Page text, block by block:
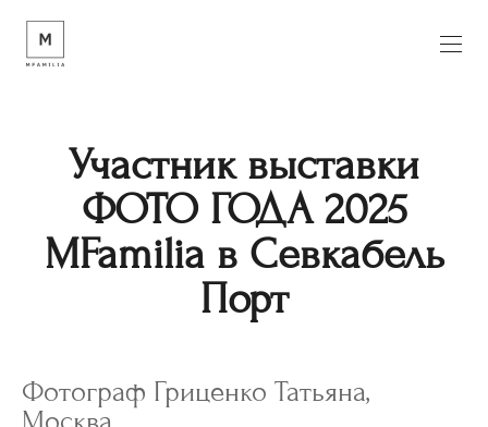
Участник выставки
ФОТО ГОДА 2025
MFamilia в Севкабель
Порт
Фотограф Гриценко Татьяна,